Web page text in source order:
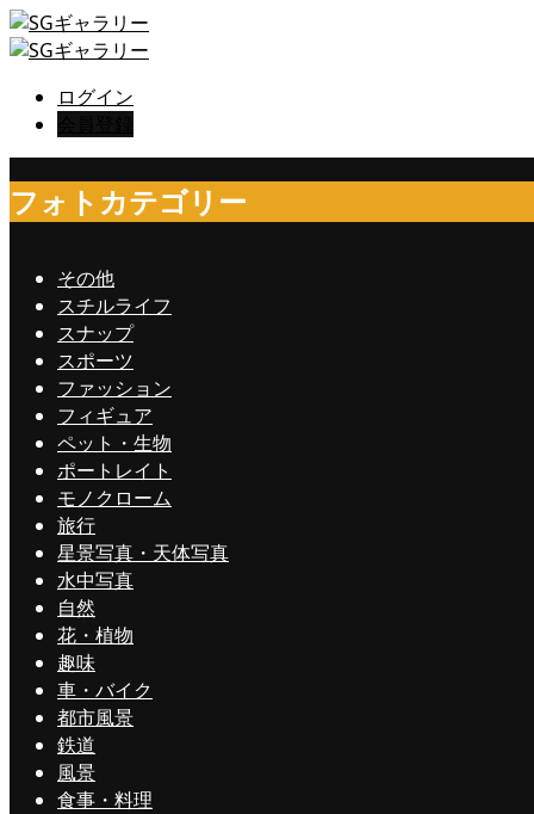
ログイン
フォトカテゴリー
その他
スチルライフ
スナップ
スポーツ
ファッション
フィギュア
ペット・生物
ポートレイト
モノクローム
旅行
星景写真・天体写真
水中写真
自然
花・植物
趣味
車・バイク
都市風景
鉄道
風景
食事・料理